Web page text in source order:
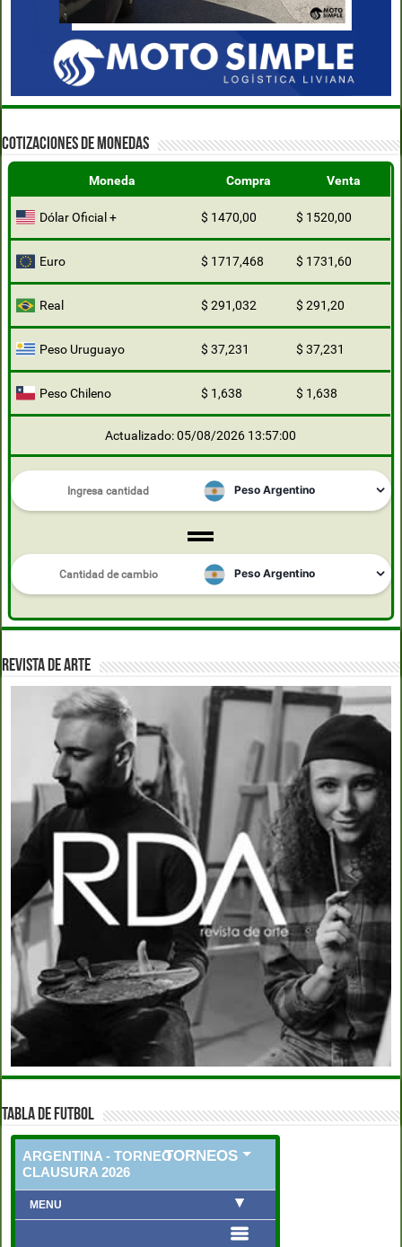
COTIZACIONES DE MONEDAS
Moneda Compra Venta
Dólar Oficial + $ 1470,00 $ 1520,00
Euro $ 1717,468 $ 1731,60
Real $ 291,032 $ 291,20
Peso Uruguayo $ 37,231 $ 37,231
Peso Chileno $ 1,638 $ 1,638
Actualizado: 05/08/2026 13:57:00
REVISTA DE ARTE
TABLA DE FUTBOL